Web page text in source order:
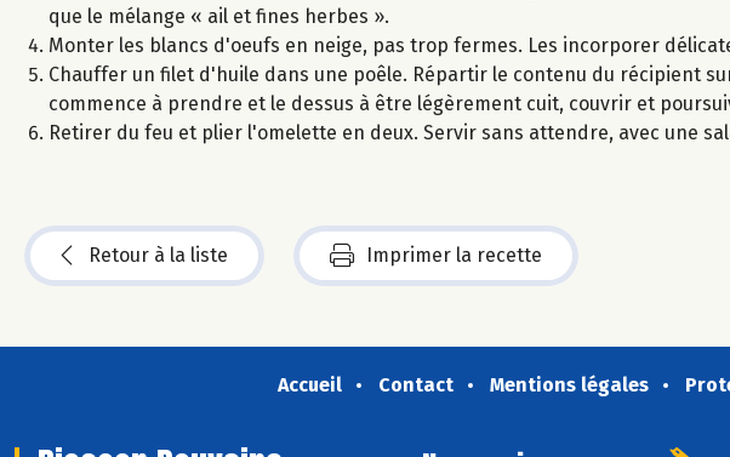
que le mélange « ail et fines herbes ».
Monter les blancs d'oeufs en neige, pas trop fermes. Les incorporer
Chauffer un filet d'huile dans une poêle. Répartir le contenu du récipient
commence à prendre et le dessus à être légèrement cuit, couvrir et
Retirer du feu et plier l'omelette en deux. Servir sans attendre, avec une
Retour à la liste Imprimer la recette
Accueil Contact Mentions légales